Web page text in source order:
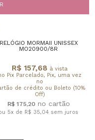
RELÓGIO MORMAII UNISSEX
MO20900/8R
R$ 157,68 à vista
Pix Parcelado, Pix, uma vez
no
de crédito ou Boleto (10%
Off)
R$ 175,20
5x de R$ 35,04 sem juros